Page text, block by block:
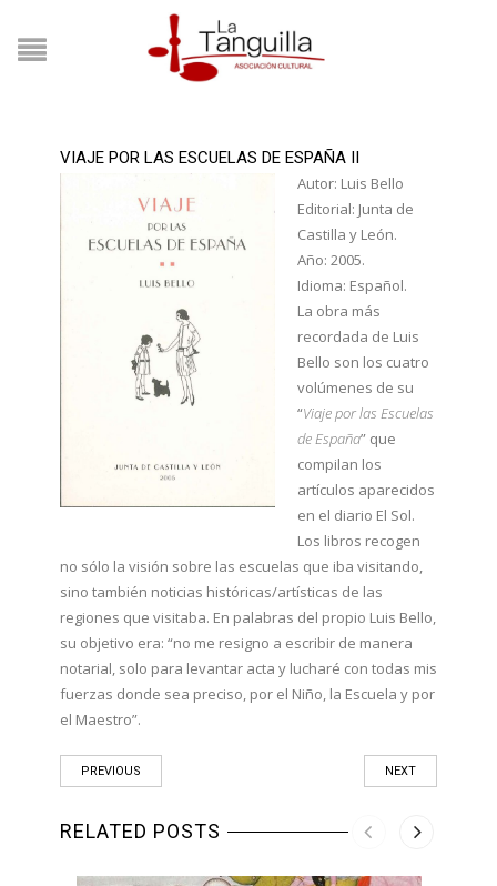
VIAJE POR LAS ESCUELAS DE ESPAÑA II
Autor: Luis Bello
Editorial: Junta de
Castilla y León.
Año: 2005.
Idioma: Español.
La obra más
recordada de Luis
Bello son los cuatro
volúmenes de su
“Viaje por las Escuelas
de España” que
compilan los
artículos aparecidos
en el diario El Sol.
Los libros recogen
no sólo la visión sobre las escuelas que iba visitando,
sino también noticias históricas/artísticas de las
regiones que visitaba. En palabras del propio Luis Bello,
su objetivo era: “no me resigno a escribir de manera
notarial, solo para levantar acta y lucharé con todas mis
fuerzas donde sea preciso, por el Niño, la Escuela y por
el Maestro”.
PREVIOUS NEXT
RELATED POSTS